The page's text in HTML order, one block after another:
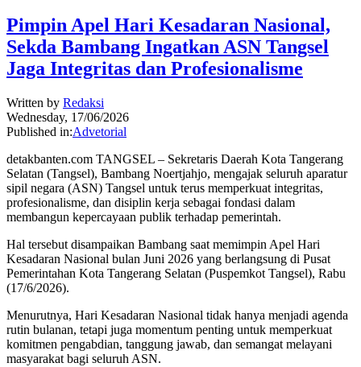
Pimpin Apel Hari Kesadaran Nasional,
Sekda Bambang Ingatkan ASN Tangsel
Jaga Integritas dan Profesionalisme
Written by Redaksi
Wednesday, 17/06/2026
Published in:Advetorial
detakbanten.com TANGSEL – Sekretaris Daerah Kota Tangerang
Selatan (Tangsel), Bambang Noertjahjo, mengajak seluruh aparatur
sipil negara (ASN) Tangsel untuk terus memperkuat integritas,
profesionalisme, dan disiplin kerja sebagai fondasi dalam
membangun kepercayaan publik terhadap pemerintah.
Hal tersebut disampaikan Bambang saat memimpin Apel Hari
Kesadaran Nasional bulan Juni 2026 yang berlangsung di Pusat
Pemerintahan Kota Tangerang Selatan (Puspemkot Tangsel), Rabu
(17/6/2026).
Menurutnya, Hari Kesadaran Nasional tidak hanya menjadi agenda
rutin bulanan, tetapi juga momentum penting untuk memperkuat
komitmen pengabdian, tanggung jawab, dan semangat melayani
masyarakat bagi seluruh ASN.